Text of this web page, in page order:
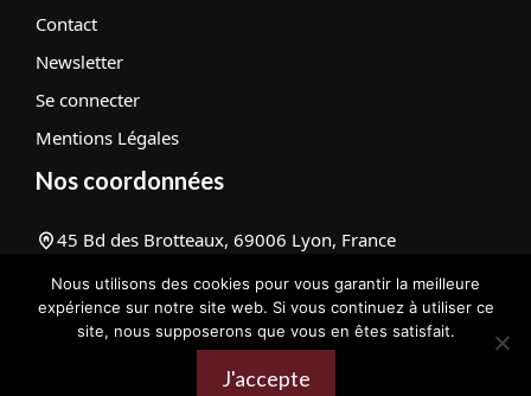
Contact
Newsletter
Se connecter
Mentions Légales
Nos coordonnées
45 Bd des Brotteaux, 69006 Lyon, France
contact@lacuisinedagnes.com
+33 1 67 23 89 45
@ 2026 | Tous droits réservés |
Nous utilisons des cookies pour vous garantir la meilleure
expérience sur notre site web. Si vous continuez à utiliser ce
site, nous supposerons que vous en êtes satisfait.
J'accepte